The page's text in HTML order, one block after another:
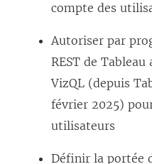
compte des
Autoriser par
REST de Tableau
VizQL (depuis
février 2025)
utilisateurs
Définir la portée